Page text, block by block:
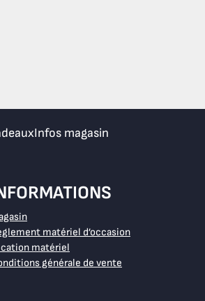
Infos magasin
matériel d’occasion
matériel
générale de vente